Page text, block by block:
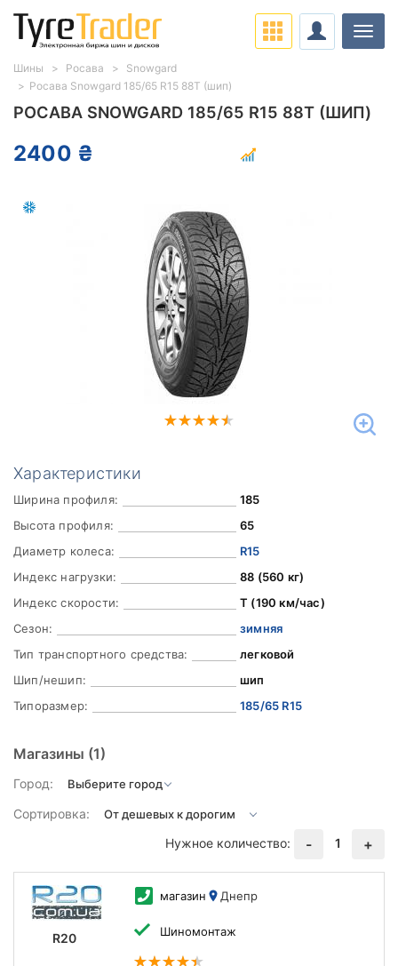
РОСАВА SNOWGARD 185/65 R15 88T (ШИП)
2400 ₴
Характеристики
Ширина профиля:
185
Высота профиля:
65
Диаметр колеса:
R15
Индекс нагрузки:
88 (560 кг)
Индекс скорости:
T (190 км/час)
Сезон:
зимняя
Тип транспортного средства:
легковой
Шип/нешип:
шип
Типоразмер:
185/65 R15
Магазины (1)
Город:
Сортировка:
Нужное количество:
- 1 +
R20
магазин Днепр
Шиномонтаж
Шины Росава
Snowgard
Росава Snowgard 185/65 R15 88T (шип)